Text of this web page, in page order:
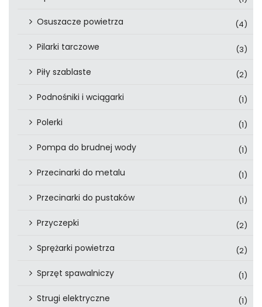
Osuszacze powietrza (4)
Pilarki tarczowe (3)
Piły szablaste (2)
Podnośniki i wciągarki (1)
Polerki (1)
Pompa do brudnej wody (1)
Przecinarki do metalu (1)
Przecinarki do pustaków (1)
Przyczepki (2)
Sprężarki powietrza (2)
Sprzęt spawalniczy (1)
Strugi elektryczne (1)